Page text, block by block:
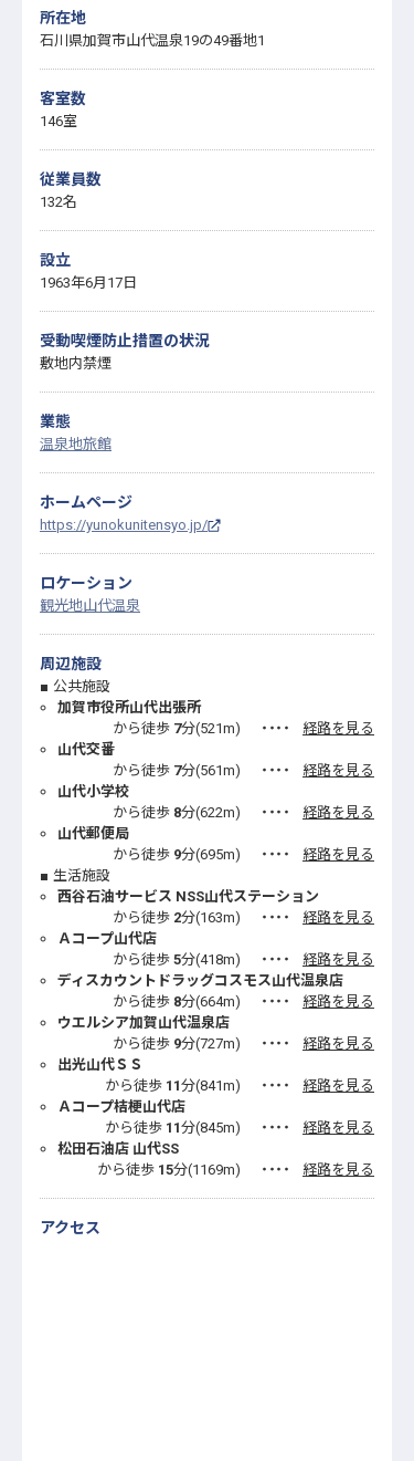
所在地
石川県加賀市山代温泉19の49番地1
客室数
146室
従業員数
132名
設立
1963年6月17日
受動喫煙防止措置の状況
敷地内禁煙
業態
温泉地旅館
ホームページ
https://yunokunitensyo.jp/
ロケーション
観光地山代温泉
周辺施設
公共施設
加賀市役所山代出張所
から徒歩 7分(521m) ・・・・
経路を見る
山代交番
から徒歩 7分(561m) ・・・・
経路を見る
山代小学校
から徒歩 8分(622m) ・・・・
経路を見る
山代郵便局
から徒歩 9分(695m) ・・・・
経路を見る
生活施設
西谷石油サービス NSS山代ステーション
から徒歩 2分(163m) ・・・・
経路を見る
Ａコープ山代店
から徒歩 5分(418m) ・・・・
経路を見る
ディスカウントドラッグコスモス山代温泉店
から徒歩 8分(664m) ・・・・
経路を見る
ウエルシア加賀山代温泉店
から徒歩 9分(727m) ・・・・
経路を見る
出光山代ＳＳ
から徒歩 11分(841m) ・・・・
経路を見る
Ａコープ桔梗山代店
から徒歩 11分(845m) ・・・・
経路を見る
松田石油店 山代SS
から徒歩 15分(1169m) ・・・・ 経路を見る
アクセス